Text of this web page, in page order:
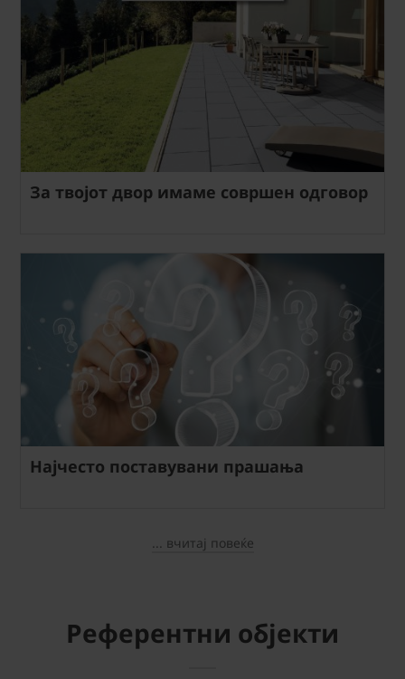
За твојот двор имаме совршен одговор
Најчесто поставувани прашања
... вчитај повеќе
Референтни објекти